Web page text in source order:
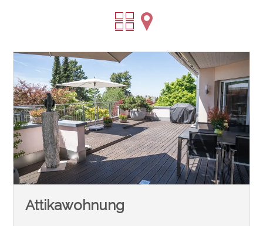
Attikawohnung